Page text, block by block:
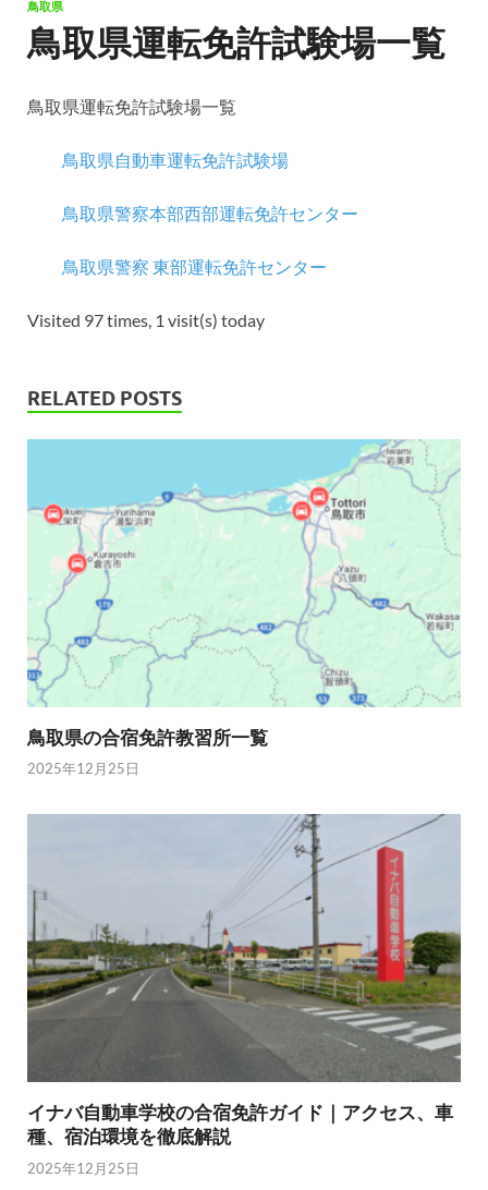
鳥取県
鳥取県運転免許試験場一覧
鳥取県運転免許試験場一覧
鳥取県自動車運転免許試験場
鳥取県警察本部西部運転免許センター
鳥取県警察 東部運転免許センター
Visited 97 times, 1 visit(s) today
RELATED POSTS
鳥取県の合宿免許教習所一覧
2025年12月25日
イナバ自動車学校の合宿免許ガイド｜アクセス、車
種、宿泊環境を徹底解説
2025年12月25日